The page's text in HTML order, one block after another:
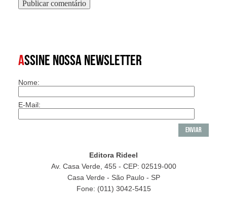
ASSINE NOSSA NEWSLETTER
Nome:
E-Mail:
Editora Rideel
Av. Casa Verde, 455 - CEP: 02519-000
Casa Verde - São Paulo - SP
Fone: (011) 3042-5415